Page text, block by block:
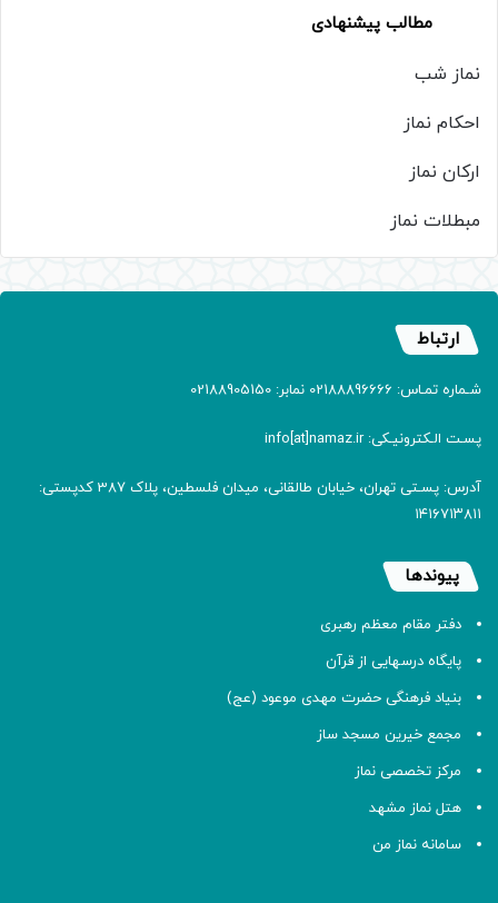
مطالب پیشنهادی
نماز شب
احکام نماز
ارکان نماز
مبطلات نماز
ارتباط
شـماره تمـاس: 02188896666 نمابر: 02188905150
پسـت الـکترونیـکی: info[at]namaz.ir
آدرس: پسـتی تهران، خیابان طالقانی، میدان فلسطین، پلاک 387 کدپستی:
۱۴۱۶۷۱۳۸۱۱
پیوندها
دفتر مقام معظم رهبری
پایگاه درسهایی از قرآن
بنیاد فرهنگی حضرت مهدی موعود (عج)
مجمع خیرین مسجد ساز
مرکز تخصصی نماز
هتل نماز مشهد
سامانه نماز من